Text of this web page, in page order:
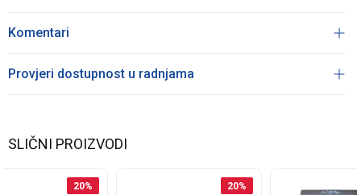
Komentari
Provjeri dostupnost u radnjama
SLIČNI PROIZVODI
20% 20%